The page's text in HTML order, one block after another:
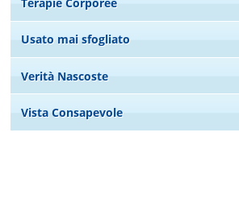
Usato mai sfogliato
Verità Nascoste
Vista Consapevole